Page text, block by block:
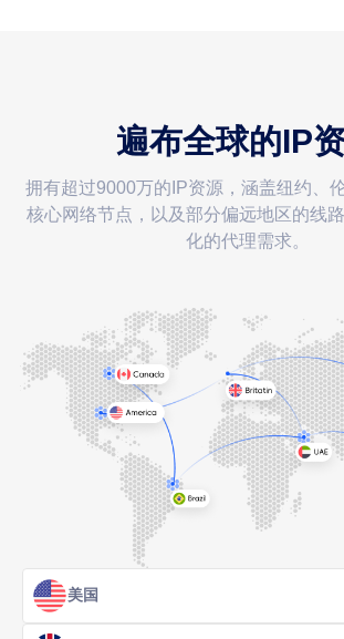
遍布全球的IP
拥有超过9000万的IP资源，涵盖纽约、
核心网络节点，以及部分偏远地区的线
化的代理需求。
美国